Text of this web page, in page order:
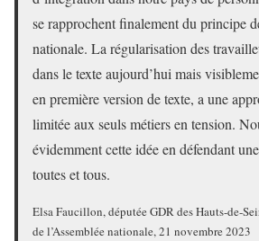
se rapprochent finalement du principe
nationale. La régularisation des
dans le texte aujourd’hui mais
en première version de texte, a une
limitée aux seuls métiers en tension.
évidemment cette idée en défendant
toutes et tous.
Elsa Faucillon, députée GDR des Hauts-de-
de l’Assemblée nationale, 21 novembre 2023